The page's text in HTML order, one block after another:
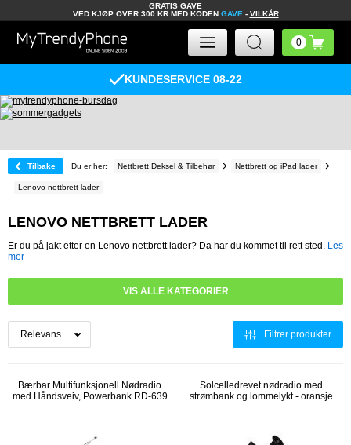
GRATIS GAVE
VED KJØP OVER 300 KR MED KODEN GAVE - VILKÅR
KUNDESERVICE 08-22
Tilbake Du er her: Nettbrett Deksel & Tilbehør Nettbrett og iPad lader
Lenovo nettbrett lader
LENOVO NETTBRETT LADER
Er du på jakt etter en Lenovo nettbrett lader? Da har du kommet til rett sted. Les
mer
VIS ALLE KATEGORIER
Filtrer produkter
Bærbar Multifunksjonell Nødradio
med Håndsveiv, Powerbank RD-639
Solcelledrevet nødradio med
strømbank og lommelykt - oransje